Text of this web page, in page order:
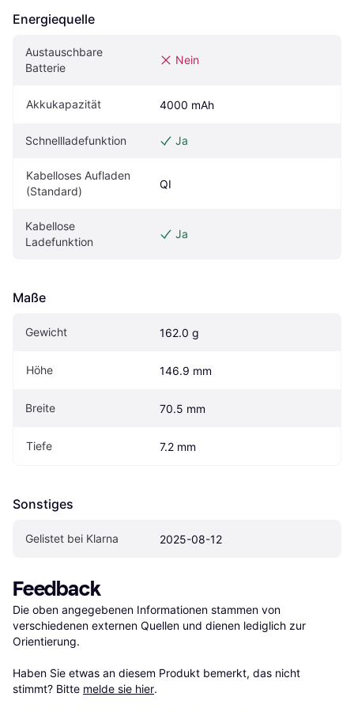
Energiequelle
Austauschbare
Batterie
Nein
Akkukapazität 4000 mAh
Schnellladefunktion Ja
Kabelloses Aufladen
(Standard)
QI
Kabellose
Ladefunktion
Ja
Maße
Gewicht 162.0 g
Höhe 146.9 mm
Breite 70.5 mm
Tiefe 7.2 mm
Sonstiges
Gelistet bei Klarna 2025-08-12
Feedback
Die oben angegebenen Informationen stammen von
verschiedenen externen Quellen und dienen lediglich zur
Orientierung.
Haben Sie etwas an diesem Produkt bemerkt, das nicht
stimmt? Bitte melde sie hier.